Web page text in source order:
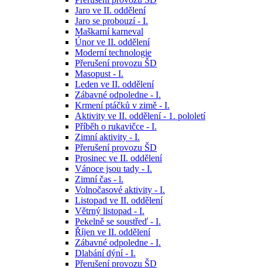
Jaro ve II. oddělení
Jaro se probouzí - I.
Maškarní karneval
Únor ve II. oddělení
Moderní technologie
Přerušení provozu ŠD
Masopust - I.
Leden ve II. oddělení
Zábavné odpoledne - I.
Krmení ptáčků v zimě - I.
Aktivity ve II. oddělení - 1. pololetí
Příběh o rukavičce - I.
Zimní aktivity - I.
Přerušení provozu ŠD
Prosinec ve II. oddělení
Vánoce jsou tady - I.
Zimní čas - l.
Volnočasové aktivity - I.
Listopad ve II. oddělení
Větrný listopad - I.
Pekelně se soustřeď - I.
Říjen ve II. oddělení
Zábavné odpoledne - I.
Dlabání dýní - I.
Přerušení provozu ŠD